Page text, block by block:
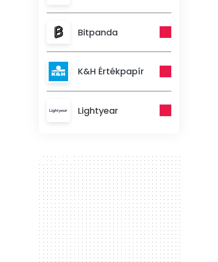
Bitpanda
K&H Értékpapír
Lightyear
300 x 250